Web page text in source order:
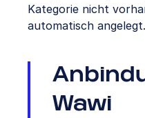
Kategorie nicht
automatisch angelegt.
Wawi